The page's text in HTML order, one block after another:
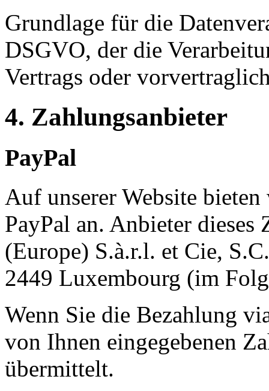
Grundlage für die
DSGVO, der die
Vertrags oder
4. Zahlungsanbieter
PayPal
Auf unserer Website
PayPal an. Anbieter dieses
(Europe) S.à.r.l. et Cie,
2449 Luxembourg (im
Wenn Sie die Bezahlung
von Ihnen eingegebenen
übermittelt.